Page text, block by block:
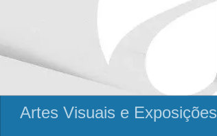
Artes Visuais e Exposições